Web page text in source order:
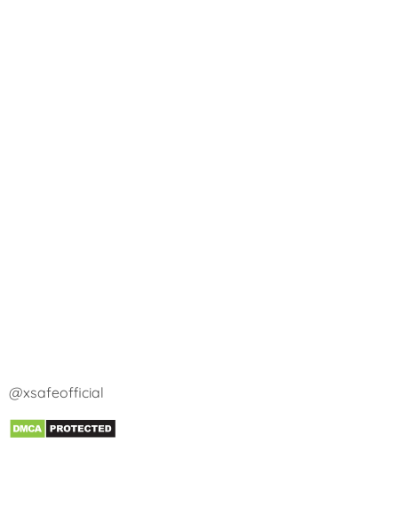
@xsafeofficial